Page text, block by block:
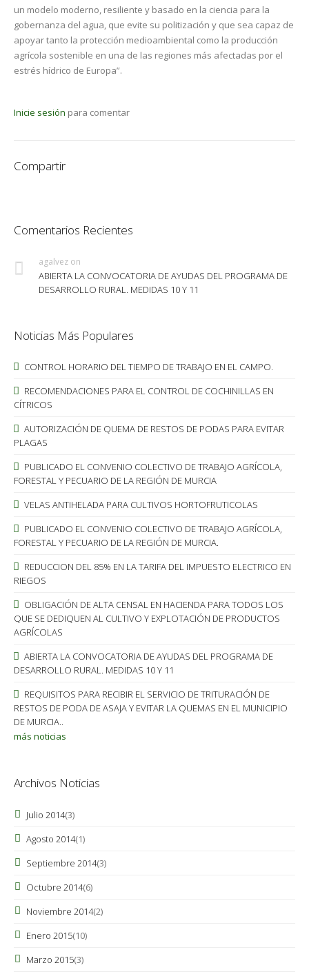
un modelo moderno, resiliente y basado en la ciencia para la
gobernanza del agua, que evite su politización y que sea capaz de
apoyar tanto la protección medioambiental como la producción
agrícola sostenible en una de las regiones más afectadas por el
estrés hídrico de Europa”.
Inicie sesión para comentar
Compartir
Comentarios Recientes
agalvez on
ABIERTA LA CONVOCATORIA DE AYUDAS DEL PROGRAMA DE
DESARROLLO RURAL. MEDIDAS 10 Y 11
Noticias Más Populares
CONTROL HORARIO DEL TIEMPO DE TRABAJO EN EL CAMPO.
RECOMENDACIONES PARA EL CONTROL DE COCHINILLAS EN
CÍTRICOS
AUTORIZACIÓN DE QUEMA DE RESTOS DE PODAS PARA EVITAR
PLAGAS
PUBLICADO EL CONVENIO COLECTIVO DE TRABAJO AGRÍCOLA,
FORESTAL Y PECUARIO DE LA REGIÓN DE MURCIA
VELAS ANTIHELADA PARA CULTIVOS HORTOFRUTICOLAS
PUBLICADO EL CONVENIO COLECTIVO DE TRABAJO AGRÍCOLA,
FORESTAL Y PECUARIO DE LA REGIÓN DE MURCIA.
REDUCCION DEL 85% EN LA TARIFA DEL IMPUESTO ELECTRICO EN
RIEGOS
OBLIGACIÓN DE ALTA CENSAL EN HACIENDA PARA TODOS LOS
QUE SE DEDIQUEN AL CULTIVO Y EXPLOTACIÓN DE PRODUCTOS
AGRÍCOLAS
ABIERTA LA CONVOCATORIA DE AYUDAS DEL PROGRAMA DE
DESARROLLO RURAL. MEDIDAS 10 Y 11
REQUISITOS PARA RECIBIR EL SERVICIO DE TRITURACIÓN DE
RESTOS DE PODA DE ASAJA Y EVITAR LA QUEMAS EN EL MUNICIPIO
DE MURCIA..
más noticias
Archivos Noticias
Julio 2014(3)
Agosto 2014(1)
Septiembre 2014(3)
Octubre 2014(6)
Noviembre 2014(2)
Enero 2015(10)
Marzo 2015(3)